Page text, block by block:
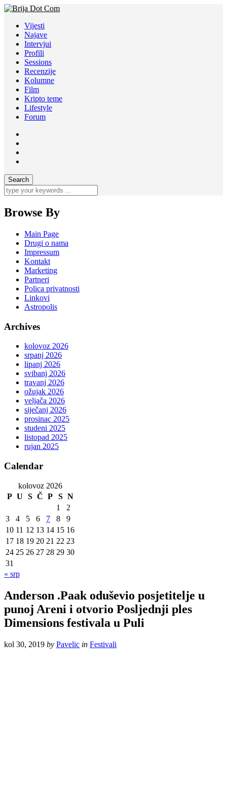
Vijesti
Najave
Intervjui
Profili
Sessions
Recenzije
Kolumne
Film
Kripto teme
Lifestyle
Forum
Browse By
Main Page
Drugi o nama
Impressum
Kontakt
Marketing
Partneri
Polica privatnosti
Linkovi
Astropolis
Archives
kolovoz 2026
srpanj 2026
lipanj 2026
svibanj 2026
travanj 2026
ožujak 2026
veljača 2026
siječanj 2026
prosinac 2025
studeni 2025
listopad 2025
rujan 2025
Calendar
kolovoz 2026
P U S Č P S N
1
2
3
4 5 6 7 8
9
10 11 12 13 14 15 16
17 18 19 20 21 22 23
24 25 26 27 28 29 30
31
« srp
Anderson .Paak oduševio posjetitelje u
punoj Areni i otvorio Posljednji ples
Dimensions festivala u Puli
kol 30, 2019 by Pavelic in Festivali